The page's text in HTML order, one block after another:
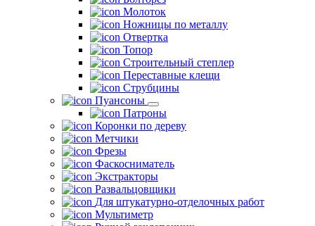
Молоток
Ножницы по металлу
Отвертка
Топор
Строительный степлер
Переставные клещи
Струбцины
Пуансоны
Патроны
Коронки по дереву
Метчики
Фрезы
Фаскосниматель
Экстракторы
Развальцовщики
Для штукатурно-отделочных работ
Мультиметр